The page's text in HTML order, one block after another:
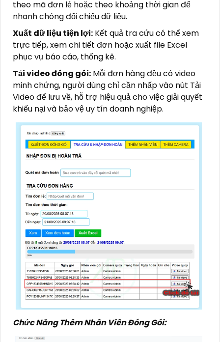
theo mã đơn lẻ hoặc theo khoảng thời gian để
nhanh chóng đối chiếu dữ liệu.
Xuất dữ liệu tiện lợi: Kết quả tra cứu có thể xem
trực tiếp, xem chi tiết đơn hoặc xuất file Excel
phục vụ báo cáo, thống kê.
Tải video đóng gói: Mỗi đơn hàng đều có video
minh chứng, người dùng chỉ cần nhấp vào nút Tải
Video để lưu về, hỗ trợ hiệu quả cho việc giải quyết
khiếu nại và bảo vệ uy tín doanh nghiệp.
Chức Năng Thêm Nhân Viên Đóng Gói: